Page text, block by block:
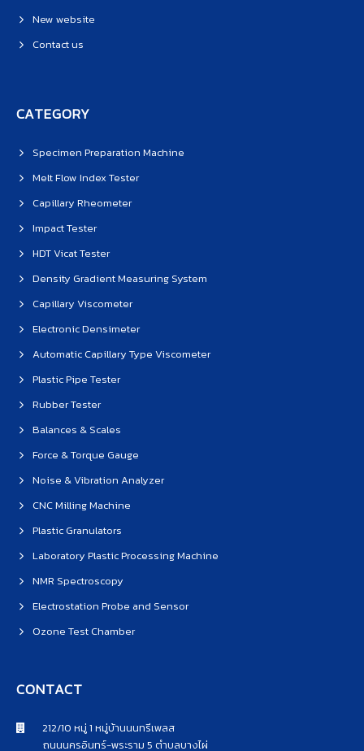
New website
Contact us
CATEGORY
Specimen Preparation Machine
Melt Flow Index Tester
Capillary Rheometer
Impact Tester
HDT Vicat Tester
Density Gradient Measuring System
Capillary Viscometer
Electronic Densimeter
Automatic Capillary Type Viscometer
Plastic Pipe Tester
Rubber Tester
Balances & Scales
Force & Torque Gauge
Noise & Vibration Analyzer
CNC Milling Machine
Plastic Granulators
Laboratory Plastic Processing Machine
NMR Spectroscopy
Electrostation Probe and Sensor
Ozone Test Chamber
CONTACT
212/10 หมู่ 1 หมู่บ้านนนทรีเพลส
ถนนนครอินทร์-พระราม 5 ตำบลบางไผ่